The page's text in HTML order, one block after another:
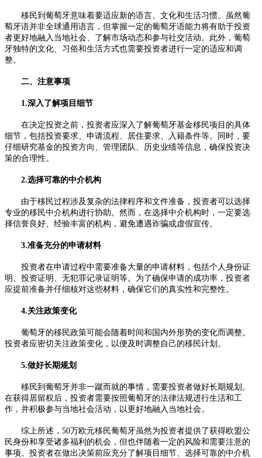
移民到葡萄牙意味着要适应新的语言、文化和生活习惯。虽然葡
萄牙语并非全球通用语言，但掌握一定的葡萄牙语能力将有助于投资
者更好地融入当地社会、了解市场动态和参与社交活动。此外，葡萄
牙独特的文化、习俗和生活方式也需要投资者进行一定的适应和调
整。
二、注意事项
1.深入了解项目细节
在决定投资之前，投资者应深入了解葡萄牙基金移民项目的具体
细节，包括投资要求、申请流程、居住要求、入籍条件等。同时，要
仔细研究基金的投资方向、管理团队、历史业绩等信息，确保投资决
策的合理性。
2.选择可靠的中介机构
由于移民过程涉及复杂的法律程序和文件准备，投资者可以选择
专业的移民中介机构进行协助。然而，在选择中介机构时，一定要选
择信誉良好、经验丰富的机构，避免遭遇诈骗或虚假宣传。
3.准备充分的申请材料
投资者在申请过程中需要准备大量的申请材料，包括个人身份证
明、投资证明、无犯罪记录证明等。为了确保申请的成功率，投资者
应提前准备并仔细核对这些材料，确保它们的真实性和完整性。
4.关注政策变化
葡萄牙的移民政策可能会随着时间和国内外形势的变化而调整。
投资者应密切关注政策变化，以便及时调整自己的移民计划。
5.做好长期规划
移民到葡萄牙并非一蹴而就的事情，需要投资者做好长期规划。
在获得居留权后，投资者需要按照葡萄牙的法律法规进行生活和工
作，并积极参与当地社会活动，以更好地融入当地社会。
综上所述，50万欧元移民葡萄牙虽然为投资者提供了获得欧盟公
民身份和享受诸多福利的机会，但也伴随着一定的风险和需要注意的
事项。投资者在做出决策前应充分了解项目细节、选择可靠的中介机